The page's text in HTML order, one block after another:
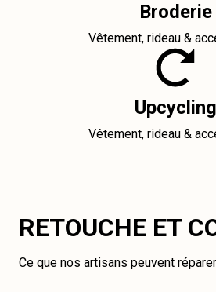
Broderie
Vêtement, rideau &
Upcycling
Vêtement, rideau &
RETOUCHE ET
Ce que nos artisans peuvent